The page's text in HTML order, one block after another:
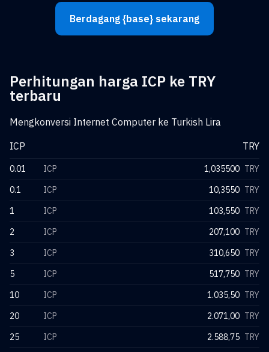
Berdagang {base} sekarang
Perhitungan harga ICP ke TRY
terbaru
Mengkonversi Internet Computer ke Turkish Lira
ICP
TRY
0.01 ICP 1,035500 TRY
0.1
ICP 10,3550 TRY
1
ICP 103,550 TRY
2
ICP 207,100 TRY
3
ICP 310,650 TRY
5
ICP 517,750 TRY
10
ICP 1.035,50 TRY
20
ICP 2.071,00 TRY
25
ICP 2.588,75 TRY